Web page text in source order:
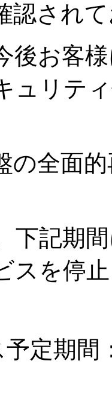
認され
後お客
ュリテ
の全面
下記期
スを停
定期間